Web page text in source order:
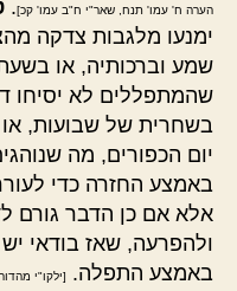
הערה ח' עמו' תנח, שאר"י ח"ב עמו' קכ].
ימנעו מלגבות צדקה
שמע וברכותיה, או
שהמתפללים לא יסיחו
בשחרית של שבועות,
יום הכפורים, מה
באמצע החזרה כדי
אלא אם כן הדבר גורם
ולהפרעה, שאז בודאי
באמצע התפלה.
[ילקו"י